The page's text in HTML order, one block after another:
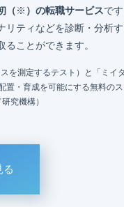
（※ ）の転職サービスです
リティなどを診断・分析
ことができます。
を測定するテスト）と「ミイ
置・育成を可能にする無料の
究機構）
る